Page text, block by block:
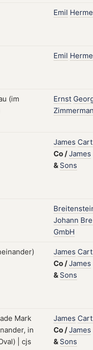
Emil
Emil
Ernst
James
Co/James
& Sons
Johann
GmbH
James
Co/James
& Sons
James
Co/James
& Sons